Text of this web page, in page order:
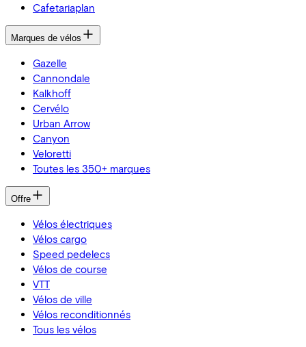
Cafetariaplan
Marques de vélos
Gazelle
Cannondale
Kalkhoff
Cervélo
Urban Arrow
Canyon
Veloretti
Toutes les 350+ marques
Offre
Vélos électriques
Vélos cargo
Speed pedelecs
Vélos de course
VTT
Vélos de ville
Vélos reconditionnés
Tous les vélos